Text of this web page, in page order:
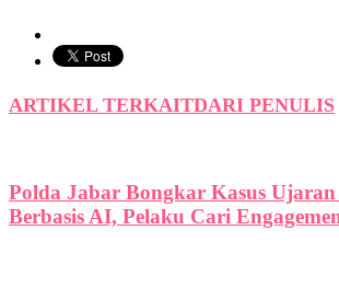
ARTIKEL TERKAITDARI PENULIS
Polda Jabar Bongkar Kasus Ujaran
Berbasis AI, Pelaku Cari